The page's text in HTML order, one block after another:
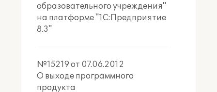
образовательного учреждения"
на платформе "1С:Предприятие
8.3"
№15219 от 07.06.2012
О выходе программного
продукта